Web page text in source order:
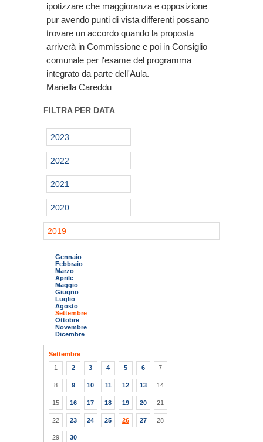
ipotizzare che maggioranza e opposizione
pur avendo punti di vista differenti possano
trovare un accordo quando la proposta
arriverà in Commissione e poi in Consiglio
comunale per l'esame del programma
integrato da parte dell'Aula.
Mariella Careddu
FILTRA PER DATA
2023
2022
2021
2020
2019
Gennaio
Febbraio
Marzo
Aprile
Maggio
Giugno
Luglio
Agosto
Settembre
Ottobre
Novembre
Dicembre
Settembre
1
2 3 4 5 6 7
8 9 10 11 12 13 14
15 16 17 18 19 20 21
22 23 24 25 26 27 28
29 30